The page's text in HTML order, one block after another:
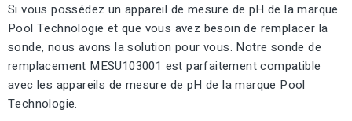
Si vous possédez un appareil de mesure de pH de la marque
Pool Technologie et que vous avez besoin de remplacer la
sonde, nous avons la solution pour vous. Notre sonde de
remplacement MESU103001 est parfaitement compatible
avec les appareils de mesure de pH de la marque Pool
Technologie.